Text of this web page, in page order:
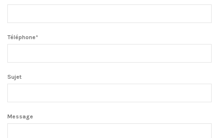
Téléphone*
Sujet
Message